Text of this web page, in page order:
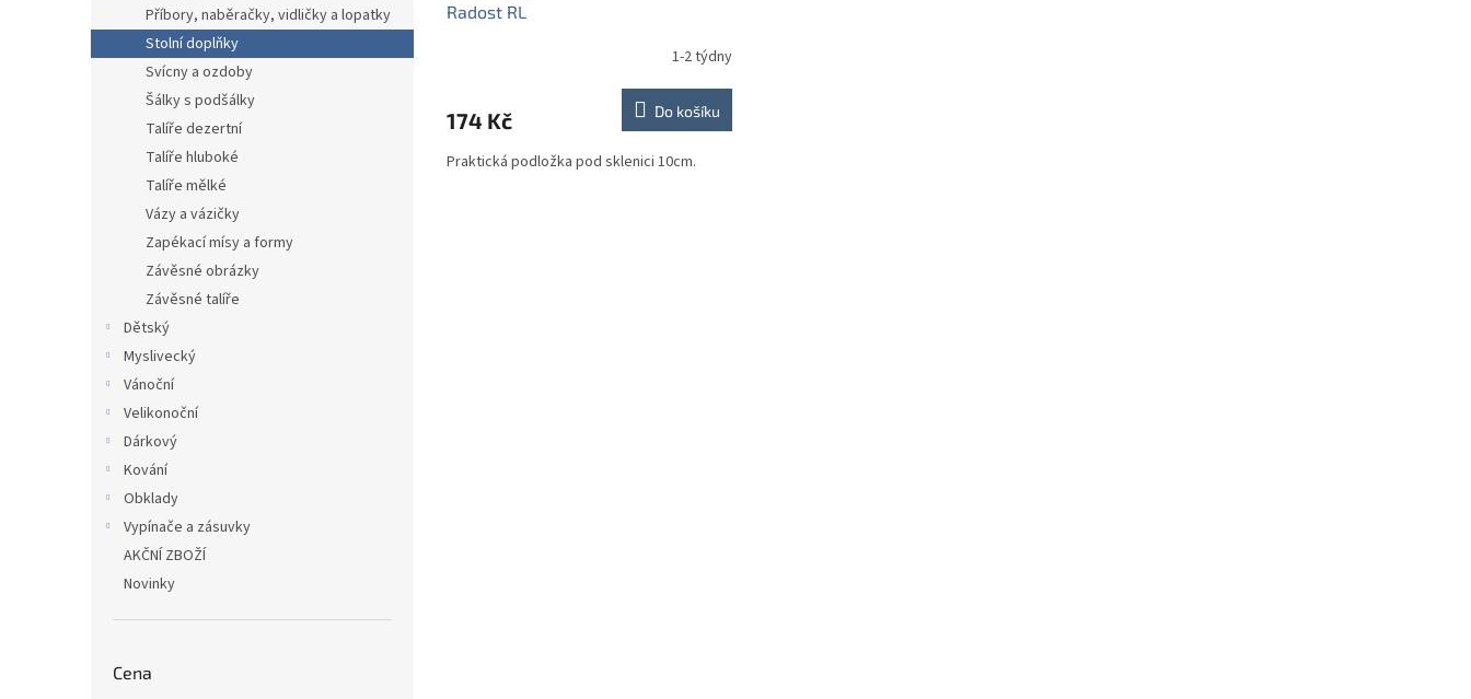
Příbory, naběračky, vidličky a lopatky
Stolní doplňky
Svícny a ozdoby
Šálky s podšálky
Talíře dezertní
Talíře hluboké
Talíře mělké
Vázy a vázičky
Zapékací mísy a formy
Závěsné obrázky
Závěsné talíře
Dětský
Myslivecký
Vánoční
Velikonoční
Dárkový
Kování
Obklady
Vypínače a zásuvky
AKČNÍ ZBOŽÍ
Novinky
Cena
Radost RL
1-2 týdny
174 Kč Do košíku
Praktická podložka pod sklenici 10cm.